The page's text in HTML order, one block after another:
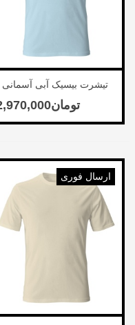
تیشرت بیسیک آبی آسمانی
‎تومان2,970,000
ارسال فوری